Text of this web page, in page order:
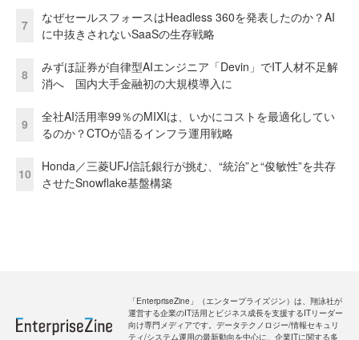
7
なぜセールスフォースはHeadless 360を発表したのか？AI
に中抜きされないSaaSの生存戦略
8
みずほ証券が自律型AIエンジニア「Devin」でIT人材不足解
消へ 国内大手金融初の大規模導入に
9
全社AI活用率99％のMIXIは、いかにコストを最適化してい
るのか？CTOが語るインフラ運用戦略
10
Honda／三菱UFJ信託銀行が挑む、“統治”と“俊敏性”を共存
させたSnowflake基盤構築
「EnterpriseZine」（エンタープライズジン）は、翔泳社が
運営する企業のIT活用とビジネス成長を支援するITリーダー
向け専門メディアです。データテクノロジー/情報セキュリ
ティ/システム運用の最新動向を中心に、企業ITに関する多